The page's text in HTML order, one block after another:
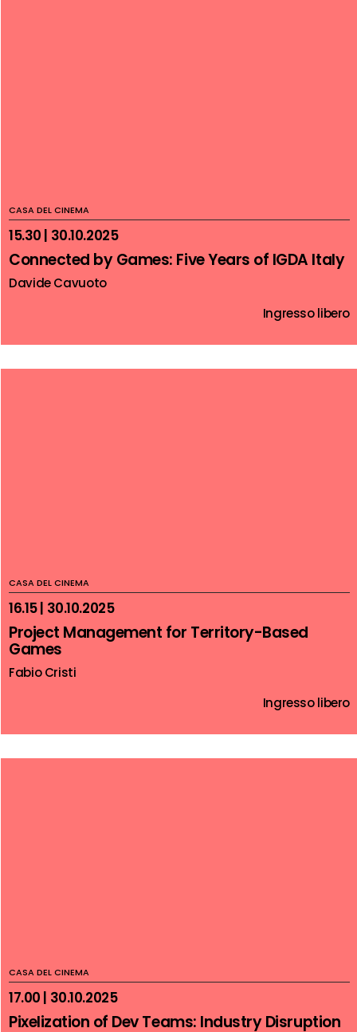
CASA DEL CINEMA
15.30 | 30.10.2025
Connected by Games: Five Years of IGDA Italy
Davide Cavuoto
Ingresso libero
CASA DEL CINEMA
16.15 | 30.10.2025
Project Management for Territory-Based
Games
Fabio Cristi
Ingresso libero
CASA DEL CINEMA
17.00 | 30.10.2025
Pixelization of Dev Teams: Industry Disruption